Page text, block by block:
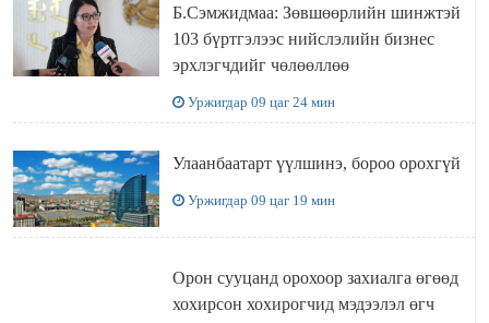
Б.Сэмжидмаа: Зөвшөөрлийн шинжтэй
103 бүртгэлээс нийслэлийн бизнес
эрхлэгчдийг чөлөөллөө
Уржигдар 09 цаг 24 мин
Улаанбаатарт үүлшинэ, бороо орохгүй
Уржигдар 09 цаг 19 мин
Орон сууцанд орохоор захиалга өгөөд
хохирсон хохирогчид мэдээлэл өгч